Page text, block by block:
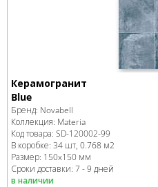
Керамогранит
Blue
Бренд: Novabell
Коллекция: Materia
Код товара: SD-120002-99
В коробке: 34 шт, 0.768 м2
Размер: 150x150 мм
Сроки доставки: 7 - 9 дней
в наличии